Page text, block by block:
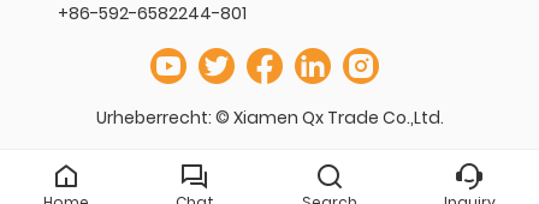
+86-592-6582244-801
Urheberrecht: © Xiamen Qx Trade Co.,Ltd.